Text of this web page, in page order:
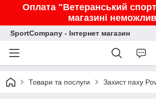
Оплата "Ветеранський
магазині
SportCompany - Інтернет магазин
Товари та послуги Захист паху